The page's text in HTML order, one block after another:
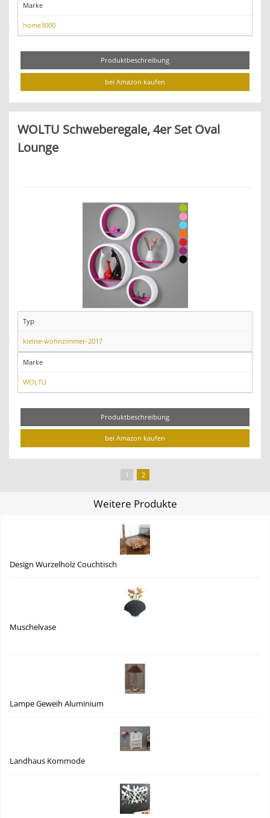
Marke
home3000
Produktbeschreibung
bei Amazon kaufen
WOLTU Schweberegale, 4er Set Oval
Lounge
Typ
kleine-wohnzimmer-2017
Marke
WOLTU
Produktbeschreibung
bei Amazon kaufen
1 2
Weitere Produkte
Design Wurzelholz Couchtisch
Muschelvase
Lampe Geweih Aluminium
Landhaus Kommode